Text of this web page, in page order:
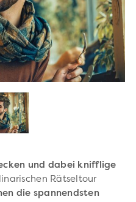
und dabei knifflige
Rätseltour
die spannendsten